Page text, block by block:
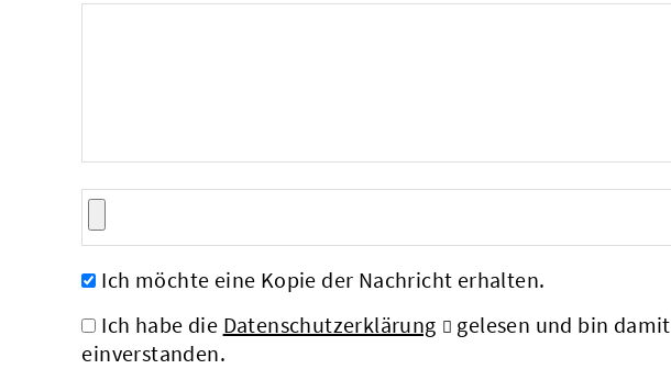
Ich möchte eine Kopie der Nachricht erhalten.
Ich habe die Datenschutzerklärung
gelesen und bin damit
einverstanden.